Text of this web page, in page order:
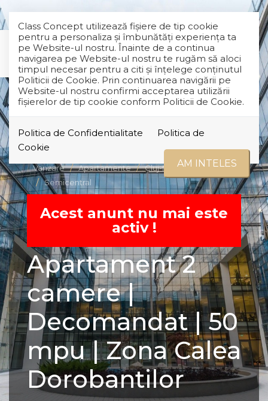
Class Concept utilizează fişiere de tip cookie
pentru a personaliza și îmbunătăți experiența ta
pe Website-ul nostru. Înainte de a continua
navigarea pe Website-ul nostru te rugăm să aloci
timpul necesar pentru a citi și înțelege conținutul
Politicii de Cookie. Prin continuarea navigării pe
Website-ul nostru confirmi acceptarea utilizării
fişierelor de tip cookie conform Politicii de Cookie.
Politica de Confidentialitate
Politica de
Cookie
AM INTELES
Vanzare Apartamente
Cluj-Napoca
Semicentral
Acest anunt nu mai este
activ !
Apartament 2
camere |
Decomandat | 50
mpu | Zona Calea
Dorobantilor